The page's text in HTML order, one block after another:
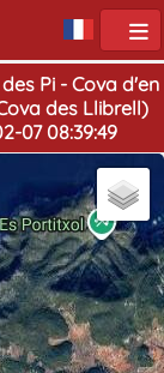
Pi - Cova d'en
des Llibrell)
07 08:39:49